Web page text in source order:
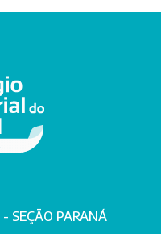
SEÇÃO PARANÁ